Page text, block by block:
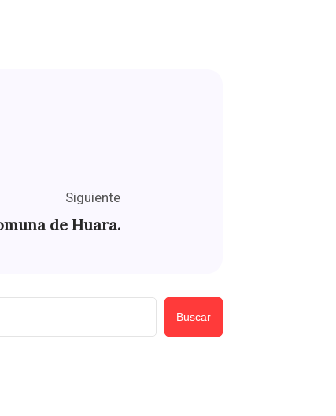
Siguiente
de Huara.
Buscar